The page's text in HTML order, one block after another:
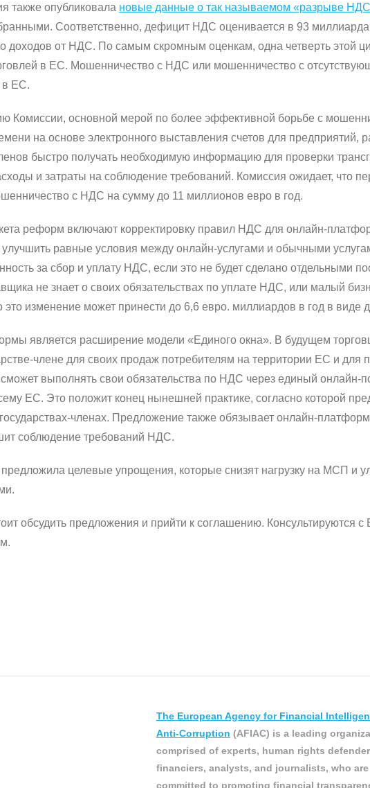
также опубликовала новые данные о так называемом «разрыве
Соответственно, дефицит НДС оценивается в 93
доходов от НДС. По самым скромным оценкам, одна четверть этой
в ЕС. Мошенничество с НДС или мошенничество с
в ЕС.
Комиссии, основной мерой по более эффективной борьбе с
на основе электронного выставления счетов для предприятий,
быстро получать необходимую информацию для проверки
и затраты на соблюдение требований. Комиссия ожидает, что
с НДС на сумму до 11 миллионов евро в год.
реформ включают корректировку правил НДС для онлайн-
равные условия между онлайн-услугами и обычными
за сбор и уплату НДС, если это не будет сделано отдельными
не знает о своих обязательствах по уплате НДС, или малый
это изменение может принести до 6,6 евро. миллиардов в год в виде
является расширение модели «Единого окна». В будущем
члене для своих продаж потребителям на территории ЕС и для
сможет выполнять свои обязательства по НДС через единый
ЕС. Это положит конец нынешней практике, согласно которой
членах. Предложение также обязывает онлайн-
соблюдение требований НДС.
предложила целевые упрощения, которые снизят нагрузку на МСП
обсудить предложения и прийти к соглашению. Консультируются
The European Agency for Financial
Anti-Corruption (AFIAC) is a leading
comprised of experts, human rights
financiers, analysts, and journalists, who are
committed to promoting financial